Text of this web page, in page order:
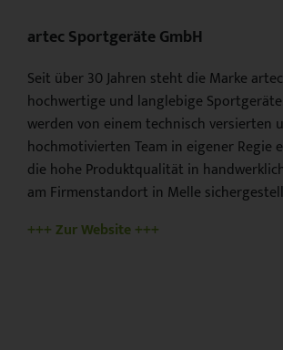
artec Sportgeräte GmbH
Seit über 30 Jahren steht die Marke
hochwertige und langlebige
werden von einem technisch versierten
hochmotivierten Team in eigener Regie
die hohe Produktqualität in
am Firmenstandort in Melle
+++ Zur Website +++